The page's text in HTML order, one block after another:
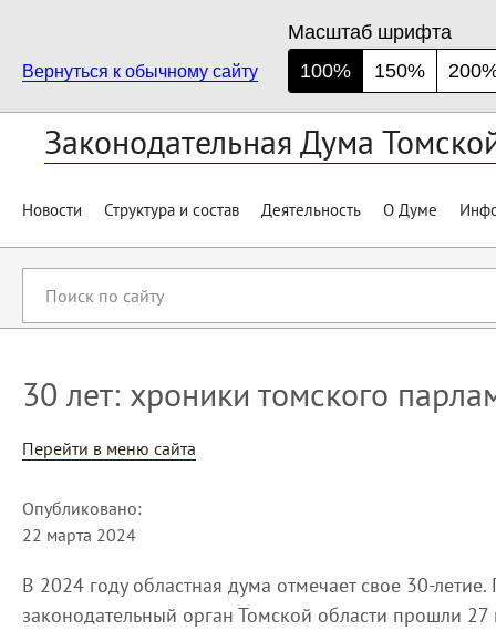
Вернуться к обычному сайту
Масштаб шрифта
100%
150%
Законодательная Дума
Новости Структура и состав Деятельность О Думе
сайту
30 лет: хроники томского
Перейти в меню сайта
Опубликовано:
22 марта 2024
В 2024 году областная дума отмечает свое 30-
законодательный орган Томской области прошли